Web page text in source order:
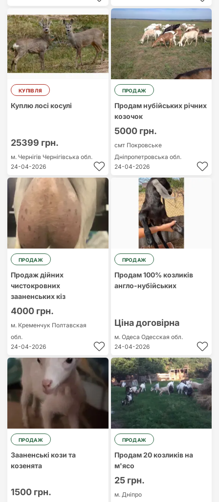
КУПІВЛЯ
Куплю лосі косулі
25399 грн.
м. Чернігів Чернігівська обл.
24-04-2026
ПРОДАЖ
Продам нубійських річних
козочок
5000 грн.
смт Покровське
Дніпропетровська обл.
24-04-2026
ПРОДАЖ
Продаж дійних
чистокровних
зааненських кіз
4000 грн.
м. Кременчук Полтавская
обл.
24-04-2026
ПРОДАЖ
Продам 100% козликів
англо-нубійських
Ціна договірна
м. Одеса Одесская обл.
24-04-2026
ПРОДАЖ
Зааненські кози та
козенята
1500 грн.
ПРОДАЖ
Продам 20 козликів на
м'ясо
25 грн.
м. Дніпро